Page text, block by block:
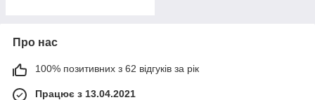
Про нас
100% позитивних з 62 відгуків за рік
Працює з 13.04.2021